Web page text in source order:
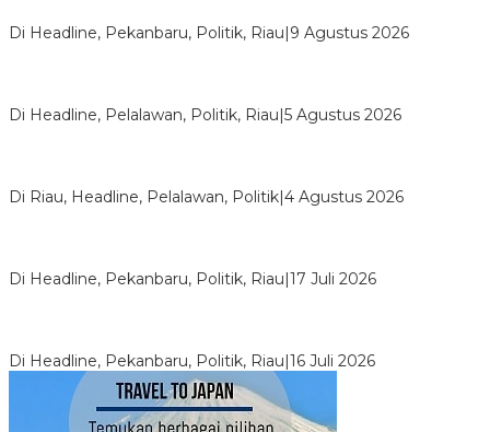
Di Headline, Pekanbaru, Politik, Riau|9 Agustus 2026
Di Headline, Pelalawan, Politik, Riau|5 Agustus 2026
Di Riau, Headline, Pelalawan, Politik|4 Agustus 2026
Di Headline, Pekanbaru, Politik, Riau|17 Juli 2026
Di Headline, Pekanbaru, Politik, Riau|16 Juli 2026